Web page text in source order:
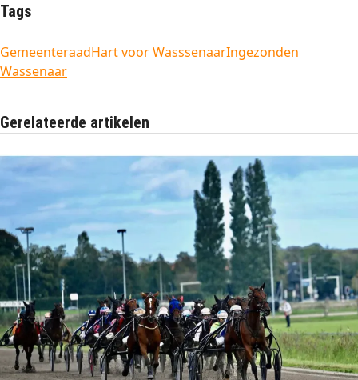
Tags
GemeenteraadHart voor WasssenaarIngezonden
Wassenaar
Gerelateerde artikelen